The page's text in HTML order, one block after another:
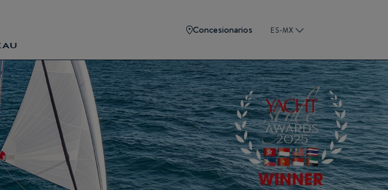
Concesionarios ES-MX